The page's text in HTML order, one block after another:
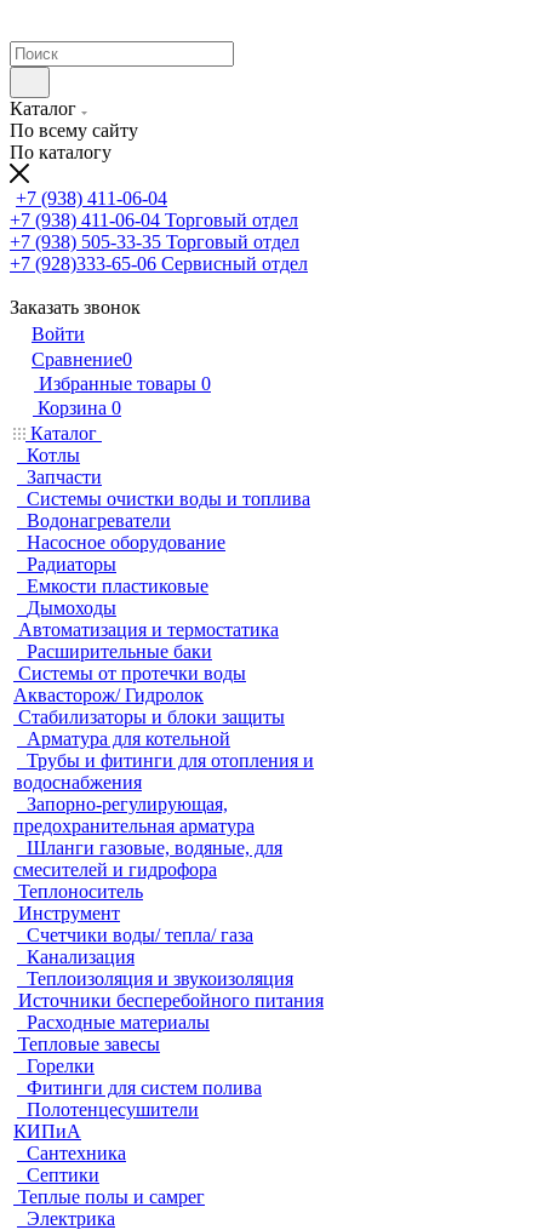
Каталог
По всему сайту
По каталогу
+7 (938) 411-06-04
+7 (938) 411-06-04 Торговый отдел
+7 (938) 505-33-35 Торговый отдел
+7 (928)333-65-06 Сервисный отдел
Заказать звонок
Войти
Сравнение0
Избранные товары 0
Корзина 0
Каталог
Котлы
Запчасти
Системы очистки воды и топлива
Водонагреватели
Насосное оборудование
Радиаторы
Емкости пластиковые
Дымоходы
Автоматизация и термостатика
Расширительные баки
Системы от протечки воды
Аквасторож/ Гидролок
Стабилизаторы и блоки защиты
Арматура для котельной
Трубы и фитинги для отопления и
водоснабжения
Запорно-регулирующая,
предохранительная арматура
Шланги газовые, водяные, для
смесителей и гидрофора
Теплоноситель
Инструмент
Счетчики воды/ тепла/ газа
Канализация
Теплоизоляция и звукоизоляция
Источники бесперебойного питания
Расходные материалы
Тепловые завесы
Горелки
Фитинги для систем полива
Полотенцесушители
КИПиА
Сантехника
Септики
Теплые полы и самрег
Электрика